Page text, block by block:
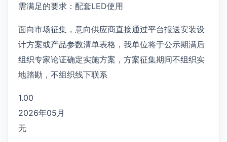
需满足的要求：配套LED使用
面向市场征集，意向供应商直接通过平台报送安装设
计方案或产品参数清单表格，我单位将于公示期满后
组织专家论证确定实施方案，方案征集期间不组织实
地踏勘，不组织线下联系
1.00
2026年05月
无